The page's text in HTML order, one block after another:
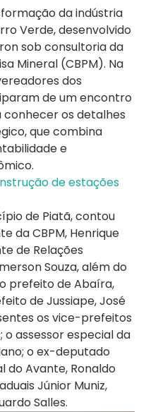
da indústria
Verde, desenvolvido
sob consultoria da
Mineral (CBPM). Na
dos
de um encontro
os detalhes
que combina
e
de estações
de Piatã, contou
da CBPM, Henrique
de Relações
Souza, além do
prefeito de Abaíra,
de Jussiape, José
os vice-prefeitos
assessor especial da
o ex-deputado
do Avante, Ronaldo
Júnior Muniz,
Salles.